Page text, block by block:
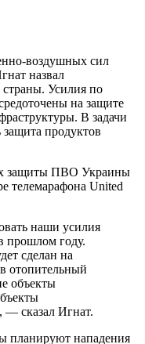
воздушных сил
назвал
страны. Усилия по
на защите
В задачи
продуктов
защиты ПВО Украины
телемарафона United
наши усилия
прошлом году.
сделан на
отопительный
объекты
— сказал Игнат.
планируют нападения